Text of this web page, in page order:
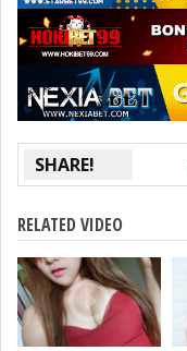
SHARE!
RELATED VIDEO